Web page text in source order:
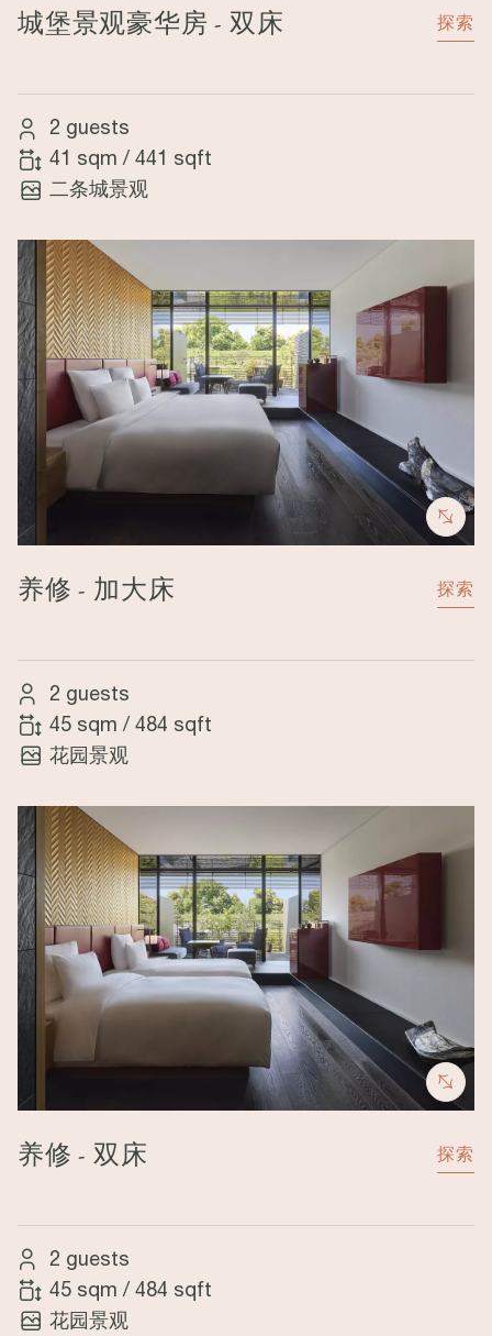
城堡景观豪华房 - 双床 探索
2 guests
41 sqm / 441 sqft
二条城景观
Image
养修 - 加大床 探索
2 guests
45 sqm / 484 sqft
花园景观
Image
养修 - 双床 探索
2 guests
45 sqm / 484 sqft
花园景观